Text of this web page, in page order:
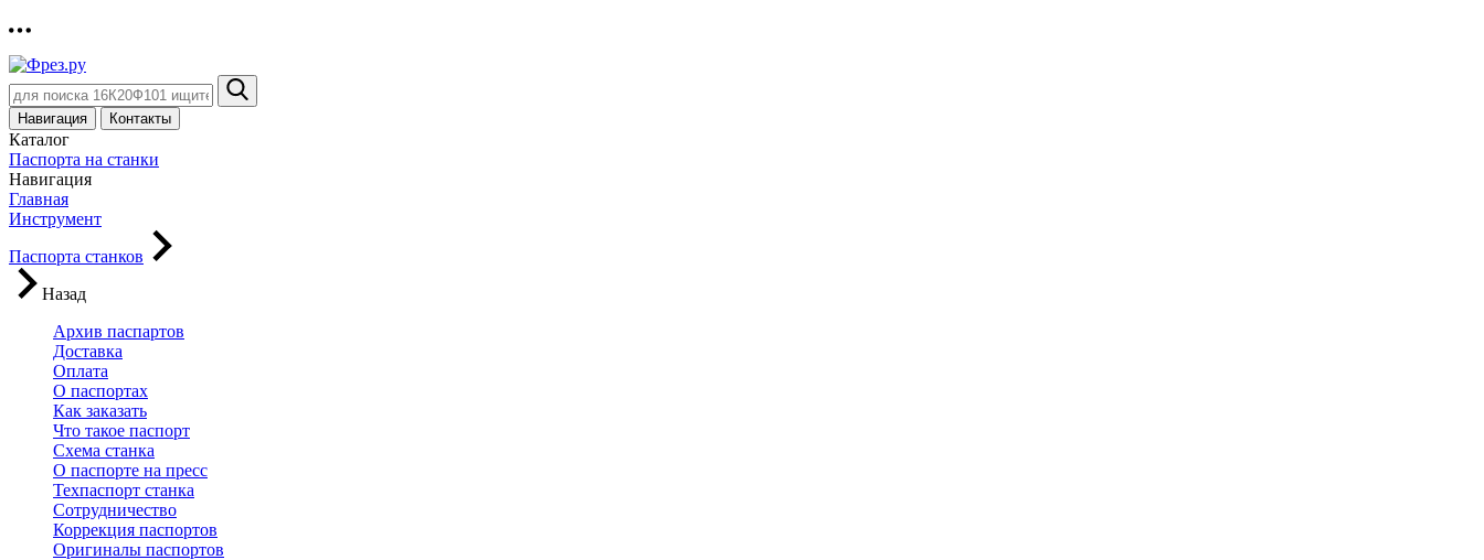
Навигация Контакты
Каталог
Паспорта на станки
Навигация
Главная
Инструмент
Паспорта станков
Назад
Архив паспартов
Доставка
Оплата
О паспортах
Как заказать
Что такое паспорт
Схема станка
О паспорте на пресс
Техпаспорт станка
Сотрудничество
Коррекция паспортов
Оригиналы паспортов